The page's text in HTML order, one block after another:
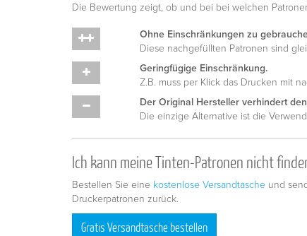
Die Bewertung zeigt, ob und bei bei welchen
Ohne Einschränkungen zu
Diese nachgefüllten Patronen sind
Geringfügige Einschränkung.
Z.B. muss per Klick das Drucken mit
Der Original Hersteller verhindert
Die einzige Alternative ist die
Ich kann meine Tinten-Patronen nicht
Bestellen Sie eine kostenlose Versandtasche und
Druckerpatronen zurück.
Gratis Versandtasche bestellen